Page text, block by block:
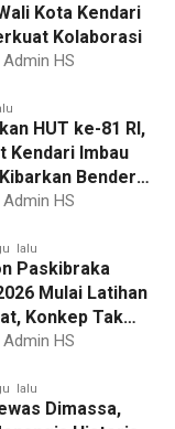
Kota Kendari
Kolaborasi
Admin HS
HUT ke-81 RI,
Kendari Imbau
Bendera
dan Gelar
Admin HS
lalu
Paskibraka
Mulai Latihan
Konkep Tak
Admin HS
lalu
Dimassa,